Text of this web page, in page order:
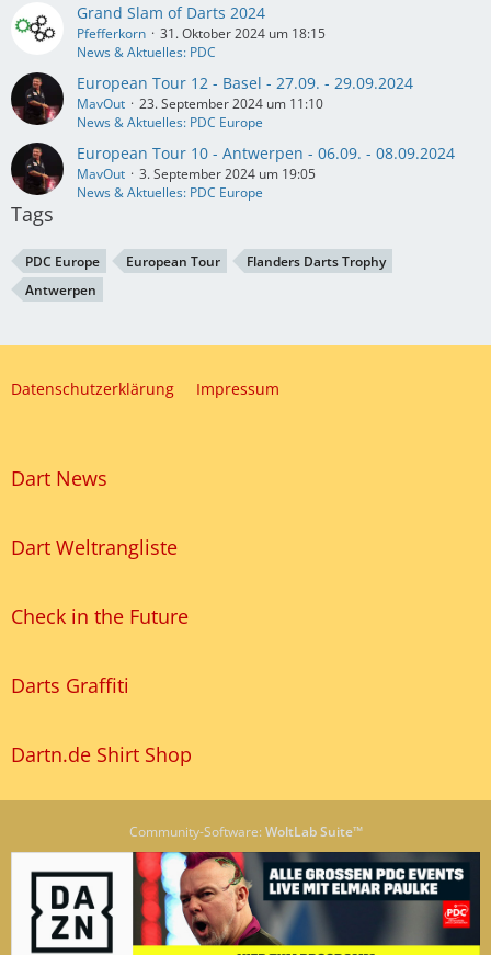
Grand Slam of Darts 2024
Pfefferkorn
31. Oktober 2024 um 18:15
News & Aktuelles: PDC
European Tour 12 - Basel - 27.09. - 29.09.2024
MavOut
23. September 2024 um 11:10
News & Aktuelles: PDC Europe
European Tour 10 - Antwerpen - 06.09. - 08.09.2024
MavOut
3. September 2024 um 19:05
News & Aktuelles: PDC Europe
Tags
PDC Europe European Tour
Flanders Darts Trophy
Antwerpen
Datenschutzerklärung Impressum
Dart News
Dart Weltrangliste
Check in the Future
Darts Graffiti
Dartn.de Shirt Shop
Community-Software: WoltLab Suite™